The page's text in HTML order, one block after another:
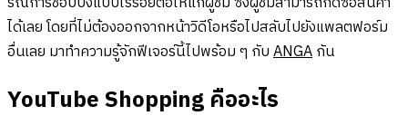
ได้เลย โดยที่ไม่ต้องออกจากหน้าวิดีโอหรือไปสลับไปยังแพลตฟอร์ม
อื่นเลย มาทำความรู้จักฟีเจอร์นี้ไปพร้อม ๆ กับANGAกัน
YouTube Shopping คืออะไร